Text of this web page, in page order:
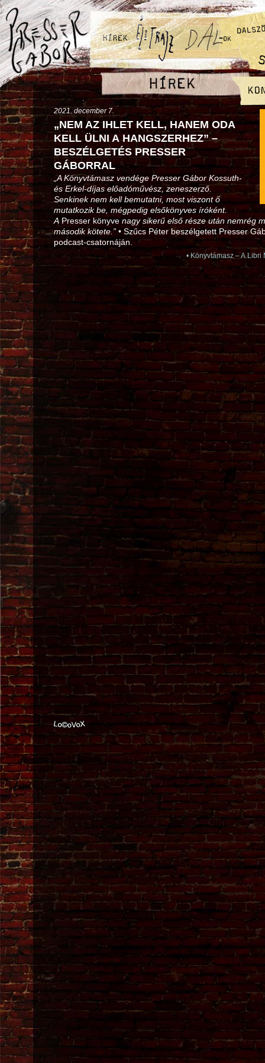
2021. december 7.
„NEM AZ IHLET KELL, HANEM ODA
KELL ÜLNI A HANGSZERHEZ” –
BESZÉLGETÉS PRESSER
GÁBORRAL
„A Könyvtámasz vendége Presser Gábor Kossuth-
és Erkel-díjas előadóművész, zeneszerző.
Senkinek nem kell bemutatni, most viszont ő
mutatkozik be, mégpedig elsőkönyves íróként.
A Presser könyvenagy sikerű első része után nemrég
második kötete.” • Szűcs Péter beszélgetett Presser
podcast-csatornáján.
• Könyvtámasz – A